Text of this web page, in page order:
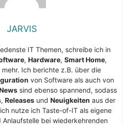
JARVIS
IT Themen, schreibe ich in
, Hardware, Smart Home,
Ich berichte z.B. über die
von Software als auch von
sind ebenso spannend, sodass
, Releasesund Neuigkeiten aus der
nutze ich Taste-of-IT als eigene
Anlaufstelle bei wiederkehrenden